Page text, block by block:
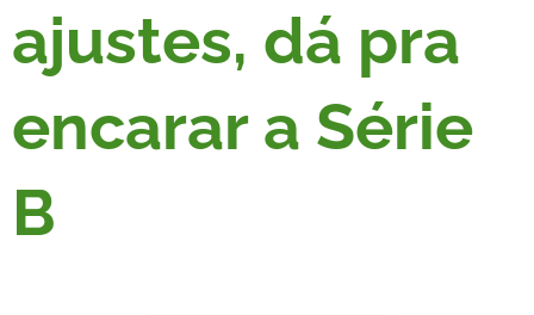
ajustes, dá pra
encarar a Série
B